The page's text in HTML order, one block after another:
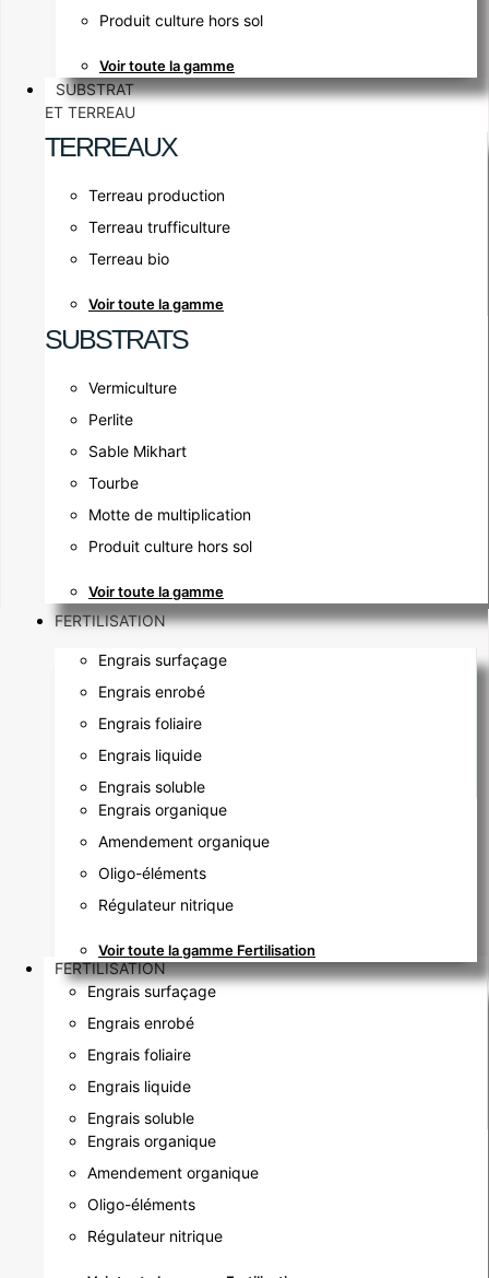
Produit culture hors sol
Voir toute la gamme
SUBSTRAT
ET TERREAU
TERREAUX
Terreau production
Terreau trufficulture
Terreau bio
Voir toute la gamme
SUBSTRATS
Vermiculture
Perlite
Sable Mikhart
Tourbe
Motte de multiplication
Produit culture hors sol
Voir toute la gamme
FERTILISATION
Engrais surfaçage
Engrais enrobé
Engrais foliaire
Engrais liquide
Engrais soluble
Engrais organique
Amendement organique
Oligo-éléments
Régulateur nitrique
Voir toute la gamme Fertilisation
FERTILISATION
Engrais surfaçage
Engrais enrobé
Engrais foliaire
Engrais liquide
Engrais soluble
Engrais organique
Amendement organique
Oligo-éléments
Régulateur nitrique